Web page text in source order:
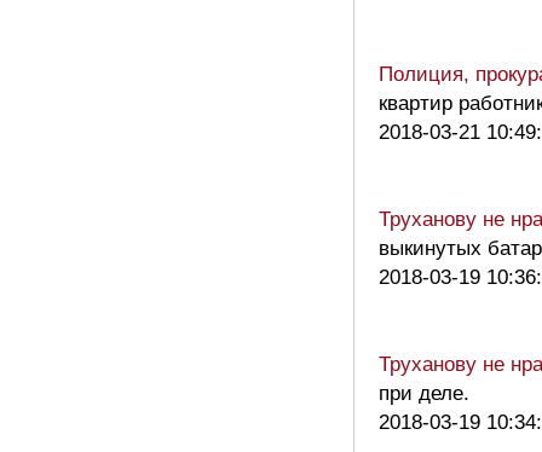
Полиция,
квартир
2018-03-21
Труханову не
выкинутых
2018-03-19
Труханову не
при деле.
2018-03-19